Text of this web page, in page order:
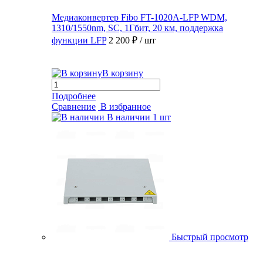
Медиаконвертер Fibo FT-1020A-LFP WDM,
1310/1550nm, SC, 1Гбит, 20 км, поддержка
функции LFP 2 200 ₽ / шт
В корзину
Подробнее
Сравнение В избранное
В наличии 1 шт
Быстрый просмотр